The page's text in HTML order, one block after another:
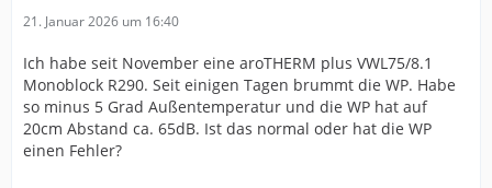
21. Januar 2026 um 16:40
Ich habe seit November eine aroTHERM plus VWL75/8.1
Monoblock R290. Seit einigen Tagen brummt die WP. Habe
so minus 5 Grad Außentemperatur und die WP hat auf
20cm Abstand ca. 65dB. Ist das normal oder hat die WP
einen Fehler?